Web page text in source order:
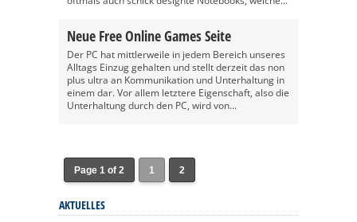
Neue Free Online Games Seite
Der PC hat mittlerweile in jedem Bereich unseres
Alltags Einzug gehalten und stellt derzeit das non
plus ultra an Kommunikation und Unterhaltung in
einem dar. Vor allem letztere Eigenschaft, also die
Unterhaltung durch den PC, wird von...
Page 1 of 2 1 2
AKTUELLES